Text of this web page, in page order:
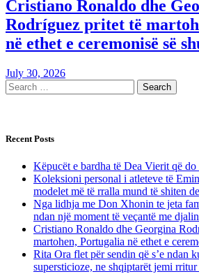
Cristiano Ronaldo dhe
Rodríguez pritet të
në ethet e ceremonisë së
July 30, 2026
Recent Posts
Këpucët e bardha të Dea Vierit që do
Koleksioni personal i atleteve të
modelet më të rralla mund të shiten
Nga lidhja me Don Xhonin te jeta
ndan një moment të veçantë me
Cristiano Ronaldo dhe Georgina
martohen, Portugalia në ethet e
Rita Ora flet për sendin që s’e ndan
supersticioze, ne shqiptarët jemi rritur